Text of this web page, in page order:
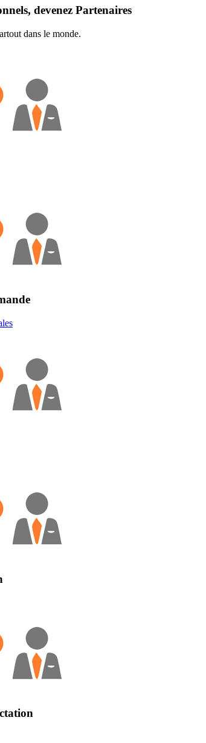
devenez Partenaires
dans le monde.